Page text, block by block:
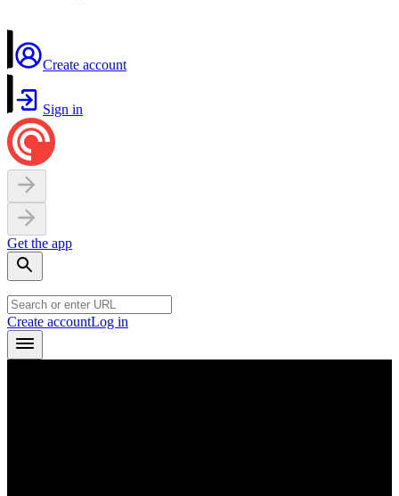
Create account
Sign in
Get the app
Create accountLog in